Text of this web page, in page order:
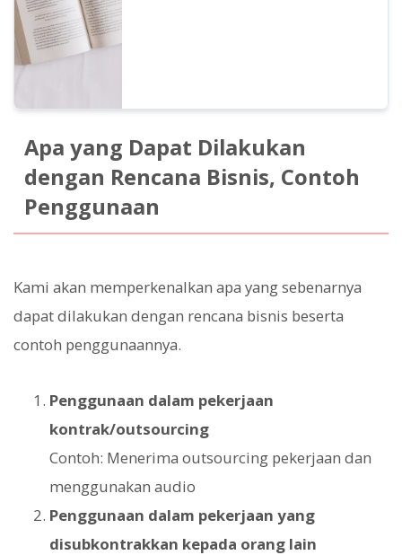
Apa yang Dapat Dilakukan
dengan Rencana Bisnis, Contoh
Penggunaan
Kami akan memperkenalkan apa yang sebenarnya
dapat dilakukan dengan rencana bisnis beserta
contoh penggunaannya.
Penggunaan dalam pekerjaan
kontrak/outsourcing
Contoh: Menerima outsourcing pekerjaan dan
menggunakan audio
Penggunaan dalam pekerjaan yang
disubkontrakkan kepada orang lain